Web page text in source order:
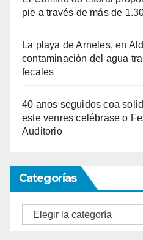
pie a través de más de
La playa de Arneles, en
contaminación del agua
fecales
40 anos seguidos coa
este venres celébrase o
Auditorio
Categorías
Categorías